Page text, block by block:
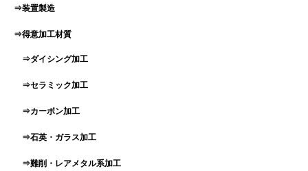
⇒装置製造
⇒得意加工材質
⇒ダイシング加工
⇒セラミック加工
⇒カーボン加工
⇒石英・ガラス加工
⇒難削・レアメタル系加工